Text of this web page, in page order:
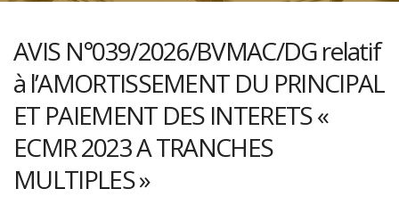
AVIS N°039/2026/BVMAC/DG relatif
à l’AMORTISSEMENT DU PRINCIPAL
ET PAIEMENT DES INTERETS «
ECMR 2023 A TRANCHES
MULTIPLES »